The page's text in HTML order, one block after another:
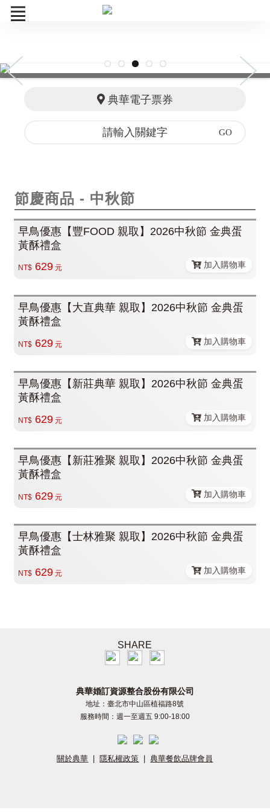
活動
典華電子票券
節慶商品 - 中秋節
早鳥優惠【豐FOOD 親取】2026中秋節 金典蛋
黃酥禮盒
NT$629元 加入購物車
早鳥優惠【大直典華 親取】2026中秋節 金典蛋
黃酥禮盒
NT$629元 加入購物車
早鳥優惠【新莊典華 親取】2026中秋節 金典蛋
黃酥禮盒
NT$629元 加入購物車
早鳥優惠【新莊雅聚 親取】2026中秋節 金典蛋
黃酥禮盒
NT$629元 加入購物車
早鳥優惠【士林雅聚 親取】2026中秋節 金典蛋
黃酥禮盒
NT$629元 加入購物車
SHARE
典華婚訂資源整合股份有限公司
地址：臺北市中山區植福路8號
服務時間：週一至週五 9:00-18:00
關於典華 隱私權政策 典華餐飲品牌會員